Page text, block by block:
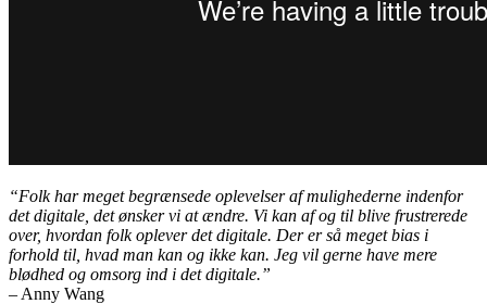
“Folk har meget begrænsede oplevelser af mulighederne indenfor
det digitale, det ønsker vi at ændre. Vi kan af og til blive frustrerede
over, hvordan folk oplever det digitale. Der er så meget bias i
forhold til, hvad man kan og ikke kan. Jeg vil gerne have mere
blødhed og omsorg ind i det digitale.”
– Anny Wang